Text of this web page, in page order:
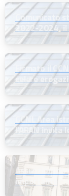
Comunicato stampa | Firma
2022-2024, il
Firmato il
celere
CCNL Area
l’ARAN invita
Assunzioni
importante